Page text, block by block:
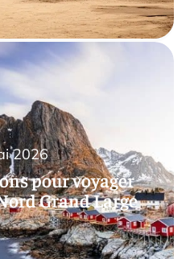
pour voyager
Grand Large
2026